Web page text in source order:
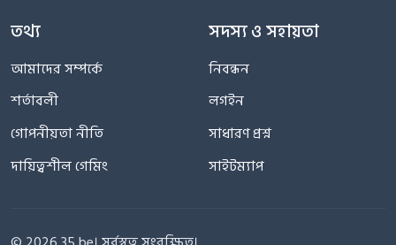
তথ্য
আমাদের সম্পর্কে
শর্তাবলী
গোপনীয়তা নীতি
দায়িত্বশীল গেমিং
সদস্য ও সহায়তা
নিবন্ধন
লগইন
সাধারণ প্রশ্ন
সাইটম্যাপ